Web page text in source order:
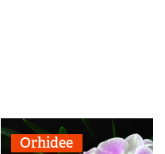
Orhidee